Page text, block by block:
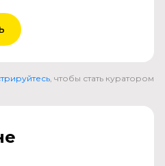
, чтобы стать куратором